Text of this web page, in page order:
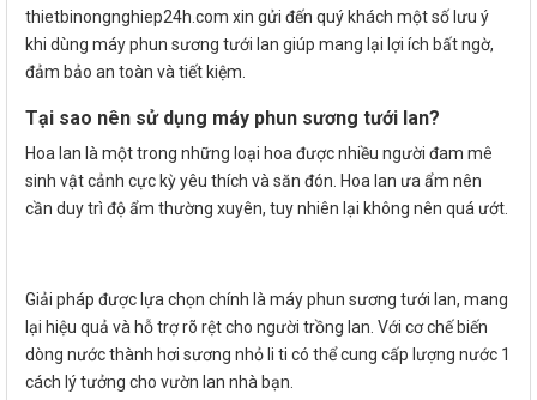
thietbinongnghiep24h.com xin gửi đến quý khách một số lưu ý
khi dùng máy phun sương tưới lan giúp mang lại lợi ích bất ngờ,
đảm bảo an toàn và tiết kiệm.
Tại sao nên sử dụng máy phun sương tưới lan?
Hoa lan là một trong những loại hoa được nhiều người đam mê
sinh vật cảnh cực kỳ yêu thích và săn đón. Hoa lan ưa ẩm nên
cần duy trì độ ẩm thường xuyên, tuy nhiên lại không nên quá ướt.
Giải pháp được lựa chọn chính là máy phun sương tưới lan, mang
lại hiệu quả và hỗ trợ rõ rệt cho người trồng lan. Với cơ chế biến
dòng nước thành hơi sương nhỏ li ti có thể cung cấp lượng nước 1
cách lý tưởng cho vườn lan nhà bạn.